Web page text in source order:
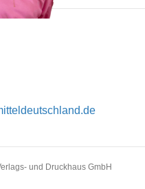
und Druckhaus GmbH